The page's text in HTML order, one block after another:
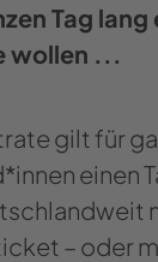
Tag
wol­len ...
gilt für
einen
– oder